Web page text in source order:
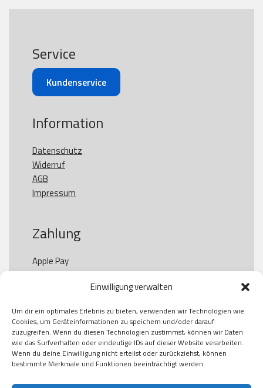
Einwilligung verwalten
Um dir ein optimales Erlebnis zu bieten, verwenden wir Technologien wie
Cookies, um Geräteinformationen zu speichern und/oder darauf
zuzugreifen. Wenn du diesen Technologien zustimmst, können wir Daten
wie das Surfverhalten oder eindeutige IDs auf dieser Website verarbeiten.
Wenn du deine Einwilligung nicht erteilst oder zurückziehst, können
bestimmte Merkmale und Funktionen beeinträchtigt werden.
Service
Kundenservice
Information
Datenschutz
Widerruf
AGB
Impressum
Zahlung
Apple Pay
Paypal
Kauf auf Rechung
Klarna
American Express